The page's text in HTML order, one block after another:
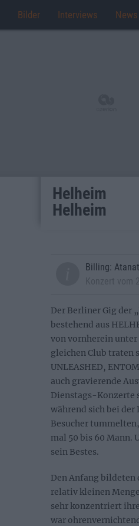
Bilder Interviews News
Helheim
Helheim
Billing:
Der Berliner Gig der
bestehend aus
von vornherein unter
gleichen Club traten
UNLEASHED,
auch gravierende
Dienstags-Konzerte
während sich bei
Besucher
mal 50 bis 60 Mann.
sein Bestes.
Den Anfang bildeten
relativ kleinen
sehr konzentriert
war